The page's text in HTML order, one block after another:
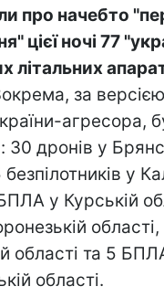
про начебто
цієї ночі 77
літальних
за
агресора,
30 дронів у
у
у Курській
області та 5
області.